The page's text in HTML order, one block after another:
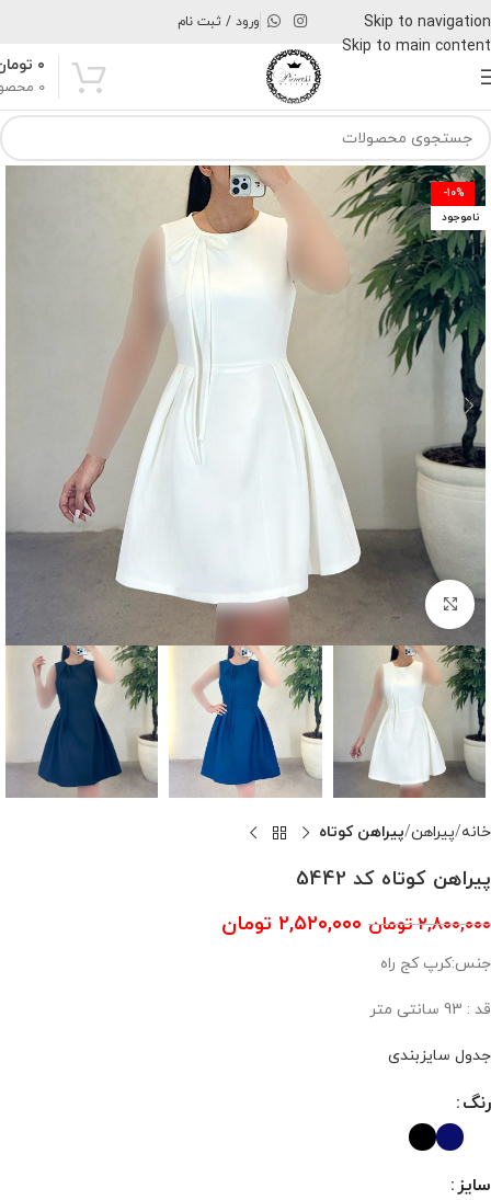
Skip to navigation
Skip to main content
ورود / ثبت نام
0
۰
-10%
ناموجود
بزرگنمایی تصویر
خانه پیراهن پیراهن کوتاه
پیراهن کوتاه کد 5442
۲,۸۰۰,۰۰۰ تومان ۲,۵۲۰,۰۰۰ تومان
جنس:کرپ کج راه
قد : 93 سانتی متر
جدول سایزبندی
رنگ
سایز